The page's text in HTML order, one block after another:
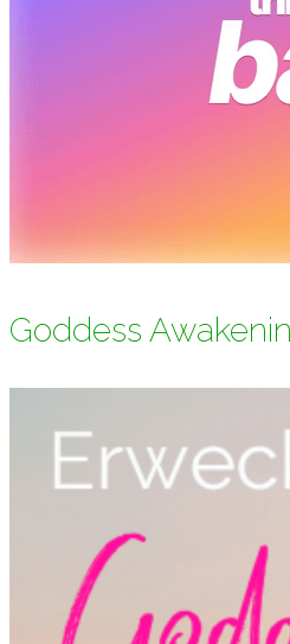
Goddess